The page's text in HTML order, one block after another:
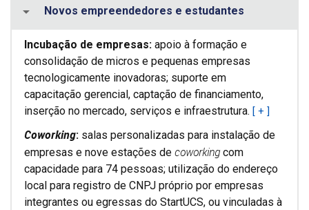
Novos empreendedores e estudantes
Incubação de empresas: apoio à formação e
consolidação de micros e pequenas empresas
tecnologicamente inovadoras; suporte em
capacitação gerencial, captação de financiamento,
inserção no mercado, serviços e infraestrutura. [ + ]
Coworking: salas personalizadas para instalação de
empresas e nove estações de coworkingcom
capacidade para 74 pessoas; utilização do endereço
local para registro de CNPJ próprio por empresas
integrantes ou egressas do StartUCS, ou vinculadas à